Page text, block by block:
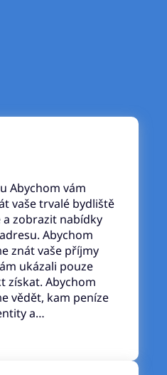
Abychom vám
vaše trvalé bydliště
zobrazit nabídky
Abychom
znát vaše příjmy
ukázali pouze
získat. Abychom
vědět, kam peníze
a…